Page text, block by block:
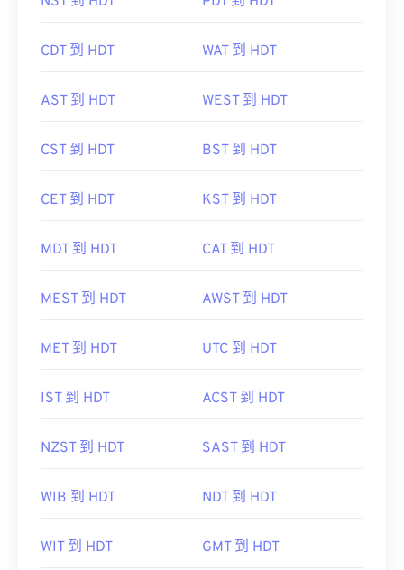
CDT 到 HDT WAT 到 HDT
AST 到 HDT WEST 到 HDT
CST 到 HDT BST 到 HDT
CET 到 HDT KST 到 HDT
MDT 到 HDT CAT 到 HDT
MEST 到 HDT AWST 到 HDT
MET 到 HDT UTC 到 HDT
IST 到 HDT ACST 到 HDT
NZST 到 HDT SAST 到 HDT
WIB 到 HDT NDT 到 HDT
WIT 到 HDT GMT 到 HDT